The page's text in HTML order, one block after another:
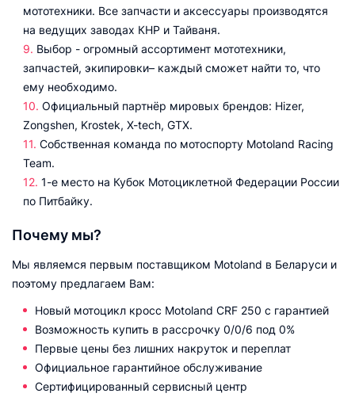
мототехники. Все запчасти и аксессуары производятся
на ведущих заводах КНР и Тайваня.
Выбор - огромный ассортимент мототехники,
запчастей, экипировки– каждый сможет найти то, что
ему необходимо.
Официальный партнёр мировых брендов: Hizer,
Zongshen, Krostek, X-tech, GTX.
Собственная команда по мотоспорту Motoland Racing
Team.
1-е место на Кубок Мотоциклетной Федерации России
по Питбайку.
Почему мы?
Мы являемся первым поставщиком Motoland в Беларуси и
поэтому предлагаем Вам:
Новый мотоцикл кросс Motoland CRF 250 с гарантией
Возможность купить в рассрочку 0/0/6 под 0%
Первые цены без лишних накруток и переплат
Официальное гарантийное обслуживание
Сертифицированный сервисный центр